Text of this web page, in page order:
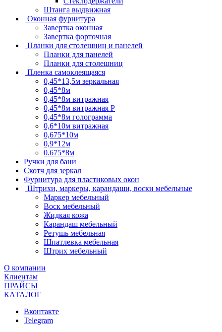
Штанга выдвижная
Оконная фурнитура
Завертка оконная
Завертка форточная
Планки для столешниц и панелей
Планки для панелей
Планки для столешниц
Пленка самоклеящаяся
0,45*13,5м зеркальная
0,45*8м
0,45*8м витражная
0,45*8м витражная Р
0,45*8м голограмма
0,6*10м витражная
0,675*10м
0,9*12м
0.675*8м
Ручки для бани
Скотч для зеркал
Фурнитура для пластиковых окон
Штрихи, маркеры, карандаши, воски мебельные
Маркер мебельный
Воск мебельный
Жидкая кожа
Карандаш мебельный
Ретушь мебельная
Шпатлевка мебельная
Штрих мебельный
О компании
Клиентам
ПРАЙСЫ
КАТАЛОГ
Вконтакте
Telegram